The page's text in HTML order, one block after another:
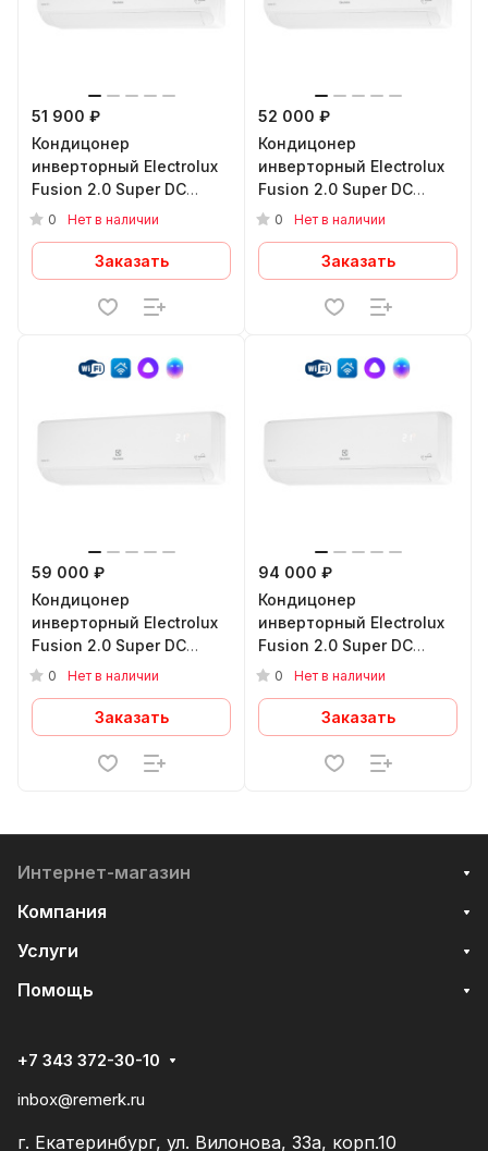
51 900 ₽
Кондицонер
инверторный Electrolux
Fusion 2.0 Super DC
EACS/I-24HF2/N8_24Y
0 Нет в наличии
Заказать
52 000 ₽
Кондицонер
инверторный Electrolux
Fusion 2.0 Super DC
EACS/I-09HF2/N8_24Y
0 Нет в наличии
Заказать
59 000 ₽
Кондицонер
инверторный Electrolux
Fusion 2.0 Super DC
EACS/I-12HF2/N8_24Y
0 Нет в наличии
Заказать
94 000 ₽
Кондицонер
инверторный Electrolux
Fusion 2.0 Super DC
EACS/I-18HF2/N8_24Y
0 Нет в наличии
Заказать
Интернет-магазин
Компания
Услуги
Помощь
+7 343 372-30-10
inbox@remerk.ru
г. Екатеринбург, ул. Вилонова, 33а, корп.10